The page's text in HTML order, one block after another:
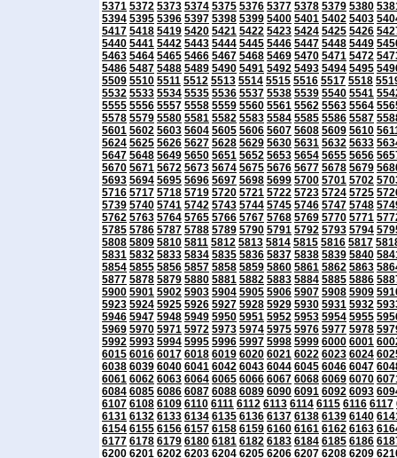
5371 5372 5373 5374 5375 5376 5377 5378 5379 5380
5394 5395 5396 5397 5398 5399 5400 5401 5402 5403
5417 5418 5419 5420 5421 5422 5423 5424 5425 5426
5440 5441 5442 5443 5444 5445 5446 5447 5448 5449
5463 5464 5465 5466 5467 5468 5469 5470 5471 5472
5486 5487 5488 5489 5490 5491 5492 5493 5494 5495
5509 5510 5511 5512 5513 5514 5515 5516 5517 5518
5532 5533 5534 5535 5536 5537 5538 5539 5540 5541
5555 5556 5557 5558 5559 5560 5561 5562 5563 5564
5578 5579 5580 5581 5582 5583 5584 5585 5586 5587
5601 5602 5603 5604 5605 5606 5607 5608 5609 5610
5624 5625 5626 5627 5628 5629 5630 5631 5632 5633
5647 5648 5649 5650 5651 5652 5653 5654 5655 5656
5670 5671 5672 5673 5674 5675 5676 5677 5678 5679
5693 5694 5695 5696 5697 5698 5699 5700 5701 5702
5716 5717 5718 5719 5720 5721 5722 5723 5724 5725
5739 5740 5741 5742 5743 5744 5745 5746 5747 5748
5762 5763 5764 5765 5766 5767 5768 5769 5770 5771
5785 5786 5787 5788 5789 5790 5791 5792 5793 5794
5808 5809 5810 5811 5812 5813 5814 5815 5816 5817
5831 5832 5833 5834 5835 5836 5837 5838 5839 5840
5854 5855 5856 5857 5858 5859 5860 5861 5862 5863
5877 5878 5879 5880 5881 5882 5883 5884 5885 5886
5900 5901 5902 5903 5904 5905 5906 5907 5908 5909
5923 5924 5925 5926 5927 5928 5929 5930 5931 5932
5946 5947 5948 5949 5950 5951 5952 5953 5954 5955
5969 5970 5971 5972 5973 5974 5975 5976 5977 5978
5992 5993 5994 5995 5996 5997 5998 5999 6000 6001
6015 6016 6017 6018 6019 6020 6021 6022 6023 6024
6038 6039 6040 6041 6042 6043 6044 6045 6046 6047
6061 6062 6063 6064 6065 6066 6067 6068 6069 6070
6084 6085 6086 6087 6088 6089 6090 6091 6092 6093
6107 6108 6109 6110 6111 6112 6113 6114 6115 6116 6117
6131 6132 6133 6134 6135 6136 6137 6138 6139 6140
6154 6155 6156 6157 6158 6159 6160 6161 6162 6163
6177 6178 6179 6180 6181 6182 6183 6184 6185 6186
6200 6201 6202 6203 6204 6205 6206 6207 6208 6209